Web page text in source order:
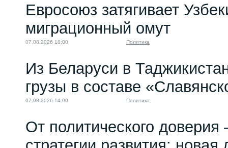
Евросоюз затягивает
миграционный омут
07.08.2026 18:00 Политика
Из Беларуси в
грузы в составе
07.08.2026 14:00 Политика
От политического